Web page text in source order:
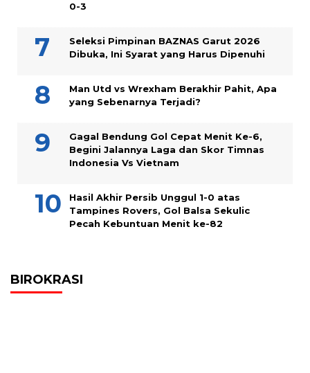
0-3
Seleksi Pimpinan BAZNAS Garut 2026
Dibuka, Ini Syarat yang Harus Dipenuhi
Man Utd vs Wrexham Berakhir Pahit, Apa
yang Sebenarnya Terjadi?
Gagal Bendung Gol Cepat Menit Ke-6,
Begini Jalannya Laga dan Skor Timnas
Indonesia Vs Vietnam
Hasil Akhir Persib Unggul 1-0 atas
Tampines Rovers, Gol Balsa Sekulic
Pecah Kebuntuan Menit ke-82
BIROKRASI